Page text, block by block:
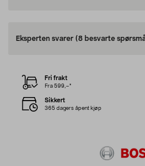
Eksperten svarer (8 besvarte
Fri frakt
Fra 599,–*
Sikkert
365 dagers åpent kjøp